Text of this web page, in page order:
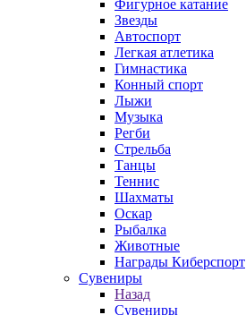
Фигурное катание
Звезды
Автоспорт
Легкая атлетика
Гимнастика
Конный спорт
Лыжи
Музыка
Регби
Стрельба
Танцы
Теннис
Шахматы
Оскар
Рыбалка
Животные
Награды Киберспорт
Сувениры
Назад
Сувениры